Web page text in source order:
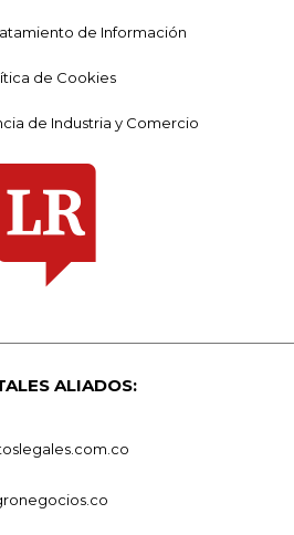
de Información
de Cookies
de Industria y Comercio
ALIADOS: